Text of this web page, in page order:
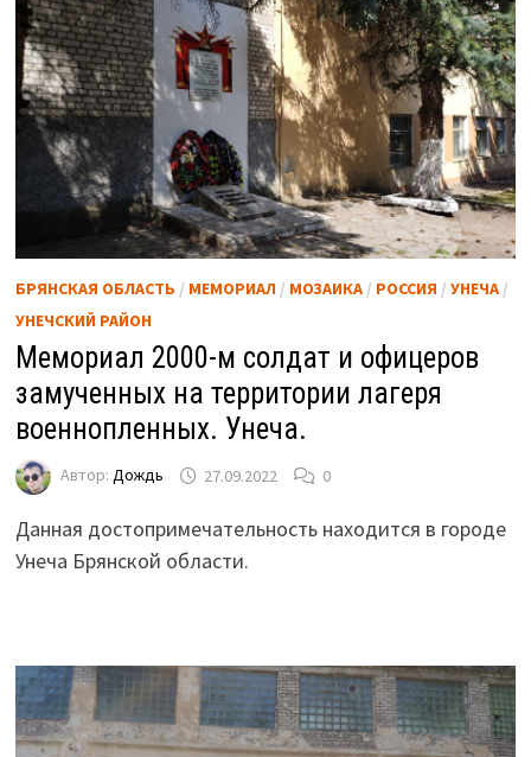
БРЯНСКАЯ ОБЛАСТЬ / МЕМОРИАЛ/ МОЗАИКА/ РОССИЯ / УНЕЧА/
УНЕЧСКИЙ РАЙОН
Мемориал 2000-м солдат и офицеров
замученных на территории лагеря
военнопленных. Унеча.
Автор: Дождь 27.09.2022 0
Данная достопримечательность находится в городе
Унеча Брянской области.